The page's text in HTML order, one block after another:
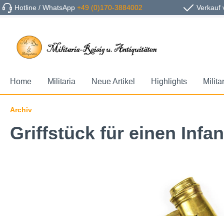
Hotline / WhatsApp+49 (0)170-3884002 Verkauf
Home Militaria Neue Artikel Highlights
Archiv
Griffstück für einen